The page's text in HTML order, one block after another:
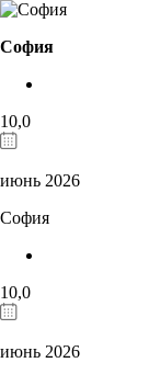
София
10,0
июнь 2026
София
10,0
июнь 2026